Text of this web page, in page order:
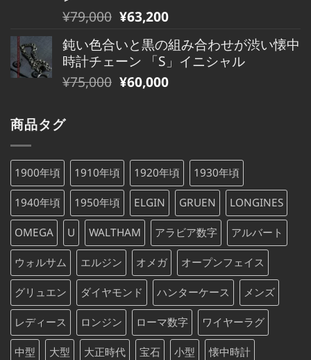
¥480,000
で
し
た。
は
¥480,000
で
す。
元
価
格
は
で
¥79,000 現
の
価
格
¥63,200
鈍い色合いと黒の組み合わせが渋い懐中
時計チェーン 「S」イニシャル
元
価
¥75,000
で
た。
¥75,000 現
は
¥75,000
で
す。
¥60,000
商品タグ
1900年頃 1910年頃 1920年頃 1930年頃
1940年頃 1950年頃 ELGIN GRUEN LONGINES
OMEGA U WALTHAM アラビア数字 アルバート
ウォルサム エルジン オメガ オープンフェイス
グリュエン ダイヤモンド ハンターケース メンズ
レディース ロンジン ローマ数字 ワイヤーラグ
中型 大型 大正時代 宝石 小型 懐中時計